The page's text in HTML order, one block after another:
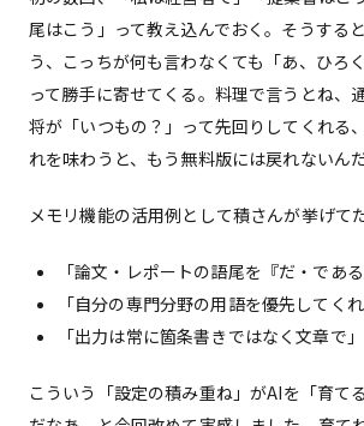
尾はこう」って教え込んでおく。そうする
う、こっちが何も言わなくても「あ、ひろ
って勝手に寄せてくる。料理で言うとね、
将が「いつもの？」って先回りしてくれる
れを味わうと、もう無料版には戻れないん
メモリ機能の活用例として積さんが挙げて
「論文・レポートの語尾を『だ・である
「自分の専門分野の用語を優先してくれ
「出力は常に箇条書きではなく文章で」
こういう「設定の積み重ね」がAIを「育て